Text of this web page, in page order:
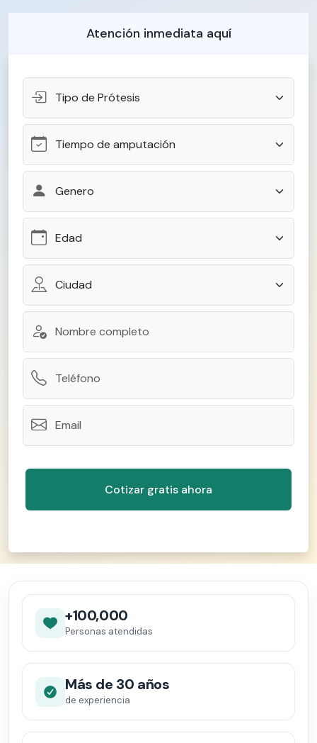
Atención inmediata aquí
+100,000
Personas atendidas
Más de 30 años
de experiencia